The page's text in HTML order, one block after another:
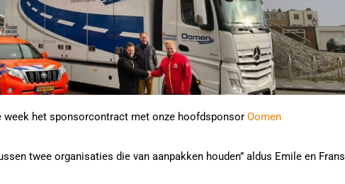
week het sponsorcontract met onze hoofdsponsor Oomen
twee organisaties die van aanpakken houden” aldus Emile en Frans